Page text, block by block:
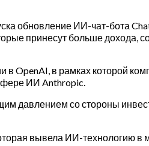
обновление ИИ-чат-бота
принесут больше дохода,
OpenAI, в рамках которой
ИИ Anthropic.
давлением со стороны
вывела ИИ-технологию в